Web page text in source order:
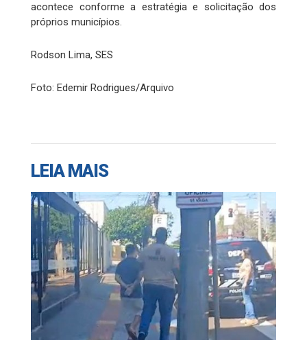
acontece conforme a estratégia e solicitação dos
próprios municípios.
Rodson Lima, SES
Foto: Edemir Rodrigues/Arquivo
LEIA MAIS